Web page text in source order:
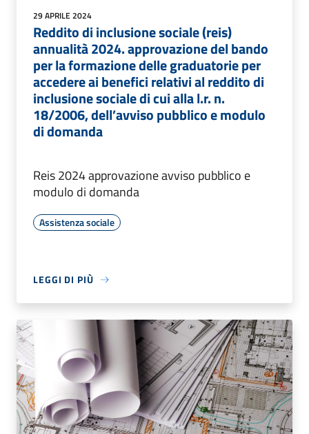
29 APRILE 2024
Reddito di inclusione sociale (reis)
annualità 2024. approvazione del bando
per la formazione delle graduatorie per
accedere ai benefici relativi al reddito di
inclusione sociale di cui alla l.r. n.
18/2006, dell’avviso pubblico e modulo
di domanda
Reis 2024 approvazione avviso pubblico e
modulo di domanda
Assistenza sociale
LEGGI DI PIÙ